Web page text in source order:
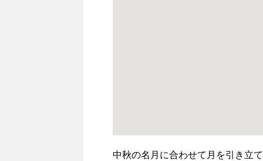
中秋の名月に合わせて月を引き立